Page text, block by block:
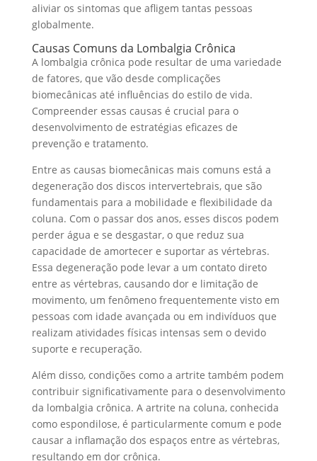
aliviar os sintomas que afligem tantas pessoas
globalmente.
Causas Comuns da Lombalgia Crônica
A lombalgia crônica pode resultar de uma variedade
de fatores, que vão desde complicações
biomecânicas até influências do estilo de vida.
Compreender essas causas é crucial para o
desenvolvimento de estratégias eficazes de
prevenção e tratamento.
Entre as causas biomecânicas mais comuns está a
degeneração dos discos intervertebrais, que são
fundamentais para a mobilidade e flexibilidade da
coluna. Com o passar dos anos, esses discos podem
perder água e se desgastar, o que reduz sua
capacidade de amortecer e suportar as vértebras.
Essa degeneração pode levar a um contato direto
entre as vértebras, causando dor e limitação de
movimento, um fenômeno frequentemente visto em
pessoas com idade avançada ou em indivíduos que
realizam atividades físicas intensas sem o devido
suporte e recuperação.
Além disso, condições como a artrite também podem
contribuir significativamente para o desenvolvimento
da lombalgia crônica. A artrite na coluna, conhecida
como espondilose, é particularmente comum e pode
causar a inflamação dos espaços entre as vértebras,
resultando em dor crônica.